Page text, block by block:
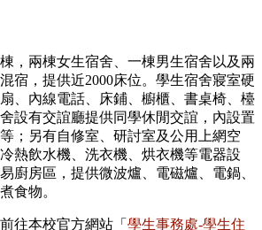
，兩棟女生宿舍、一棟男生宿舍以及兩
宿，提供近2000床位。學生宿舍寢室硬
、內線電話、床鋪、櫥櫃、書桌椅、檯
設有交誼廳提供同學休閒交誼，內設置
；另有自修室、研討室及公用上網空
熱飲水機、洗衣機、烘衣機等電器設
廚房區，提供微波爐、電磁爐、電鍋、
食物。
往本校官方網站「 學生事務處-學生住